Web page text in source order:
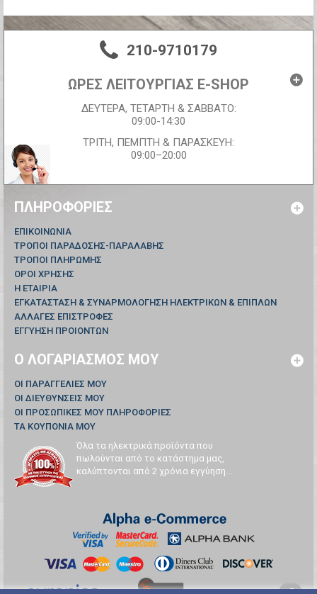
210-9710179
ΩΡΕΣ ΛΕΙΤΟΥΡΓΙΑΣ E-SHOP
ΔΕΥΤΕΡΑ, ΤΕΤΑΡΤΗ & ΣΑΒΒΑΤΟ:
09:00-14:30
ΤΡΙΤΗ, ΠΕΜΠΤΗ & ΠΑΡΑΣΚΕΥΗ:
09:00–20:00
ΠΛΗΡΟΦΟΡΊΕΣ
ΕΠΙΚΟΙΝΩΝΊΑ
ΤΡΟΠΟΙ ΠΑΡΑΔΟΣΗΣ-ΠΑΡΑΛΑΒΗΣ
ΤΡΟΠΟΙ ΠΛΗΡΩΜΗΣ
ΟΡΟΙ ΧΡΗΣΗΣ
Η ΕΤΑΙΡΙΑ
ΕΓΚΑΤΑΣΤΑΣΗ & ΣΥΝΑΡΜΟΛΟΓΗΣΗ ΗΛΕΚΤΡΙΚΩΝ & ΕΠΙΠΛΩΝ
ΑΛΛΑΓΕΣ ΕΠΙΣΤΡΟΦΕΣ
ΕΓΓΥΗΣΗ ΠΡΟΙΟΝΤΩΝ
Ο ΛΟΓΑΡΙΑΣΜΌΣ ΜΟΥ
ΟΙ ΠΑΡΑΓΓΕΛΊΕΣ ΜΟΥ
ΟΙ ΔΙΕΥΘΎΝΣΕΙΣ ΜΟΥ
ΟΙ ΠΡΟΣΩΠΙΚΈΣ ΜΟΥ ΠΛΗΡΟΦΟΡΊΕΣ
ΤΑ ΚΟΥΠΌΝΙΑ ΜΟΥ
Όλα τα ηλεκτρικά προϊόντα που
πωλούνται από το κατάστημα μας,
καλύπτονται από 2 χρόνια εγγύηση...